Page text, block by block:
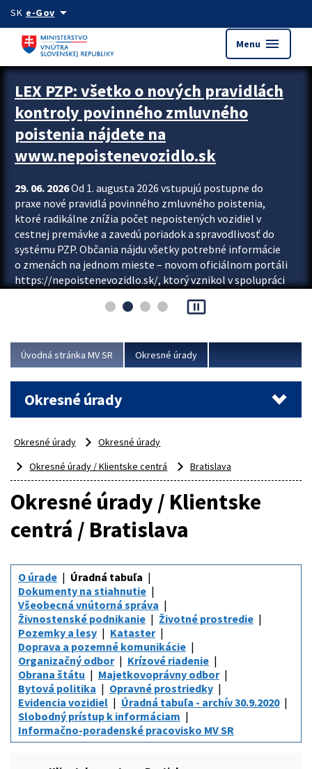
Preskocit na hlavný obsah
SK e-Govarrow_drop_down
Menu menu
Zastavit automatický posun upútavok
LEX PZP: všetko o nových pravidlách
kontroly povinného zmluvného
poistenia nájdete na
www.nepoistenevozidlo.sk
29. 06. 2026Od 1. augusta 2026 vstupujú postupne do
praxe nové pravidlá povinného zmluvného poistenia,
ktoré radikálne znížia počet nepoistených vozidiel v
cestnej premávke a zavedú poriadok a spravodlivosť do
systému PZP. Občania nájdu všetky potrebné informácie
o zmenách na jednom mieste – novom oficiálnom portáli
https://nepoistenevozidlo.sk/, ktorý vznikol v spolupráci
asociácie poisťovní (SLASPO) a Ministerstva vnútra SR.
Viac
pause_presentation
Úvodná stránka MV SR Okresné úrady
Okresné úrady
Okresné úrady
Okresné úrady
Okresné úrady / Klientske centrá
Bratislava
Okresné úrady / Klientske
centrá / Bratislava
O úrade
Úradná tabuľa
Dokumenty na stiahnutie
Všeobecná vnútorná správa
Živnostenské podnikanie
Životné prostredie
Pozemky a lesy
Kataster
Doprava a pozemné komunikácie
Organizačný odbor
Krízové riadenie
Obrana štátu
Majetkovoprávny odbor
Bytová politika
Opravné prostriedky
Evidencia vozidiel
Úradná tabuľa - archív 30.9.2020
Slobodný prístup k informáciam
Informačno-poradenské pracovisko MV SR